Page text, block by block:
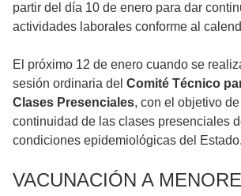
partir del día 10 de enero para dar
actividades laborales conforme al
El próximo 12 de enero cuando se
sesión ordinaria del Comité Técnico
Clases Presenciales, con el objetivo
continuidad de las clases presenciales
condiciones epidemiológicas del Estado.
VACUNACIÓN A